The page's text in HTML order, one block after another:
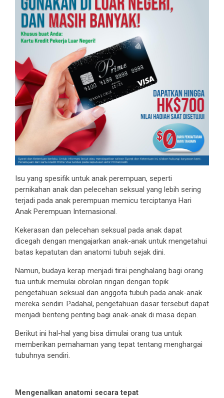
Isu yang spesifik untuk anak perempuan, seperti
pernikahan anak dan pelecehan seksual yang lebih sering
terjadi pada anak perempuan memicu terciptanya Hari
Anak Perempuan Internasional.
Kekerasan dan pelecehan seksual pada anak dapat
dicegah dengan mengajarkan anak-anak untuk mengetahui
batas kepatutan dan anatomi tubuh sejak dini.
Namun, budaya kerap menjadi tirai penghalang bagi orang
tua untuk memulai obrolan ringan dengan topik
pengetahuan seksual dan anggota tubuh pada anak-anak
mereka sendiri. Padahal, pengetahuan dasar tersebut dapat
menjadi benteng penting bagi anak-anak di masa depan.
Berikut ini hal-hal yang bisa dimulai orang tua untuk
memberikan pemahaman yang tepat tentang menghargai
tubuhnya sendiri.
Mengenalkan anatomi secara tepat